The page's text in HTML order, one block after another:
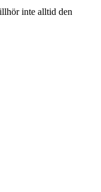
inte alltid den